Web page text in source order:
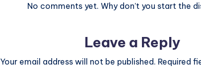
No comments yet. Why don’t you start the
Leave a Reply
Your email address will not be published. Required